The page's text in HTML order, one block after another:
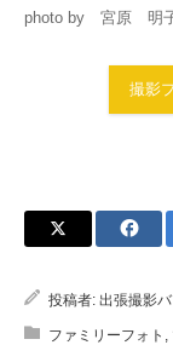
photo by 宮原 明
撮影
投稿者: 出張撮影
ファミリーフォト ,